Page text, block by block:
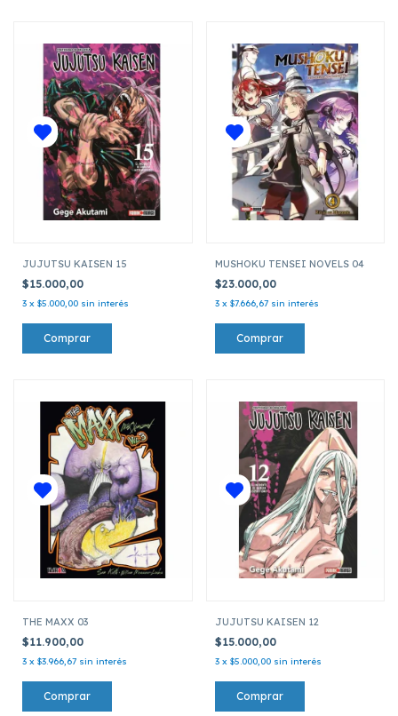
JUJUTSU KAISEN 15
$15.000,00
3 x $5.000,00 sin interés
MUSHOKU TENSEI NOVELS 04
$23.000,00
3 x $7.666,67 sin interés
THE MAXX 03
$11.900,00
3 x $3.966,67 sin interés
JUJUTSU KAISEN 12
$15.000,00
3 x $5.000,00 sin interés